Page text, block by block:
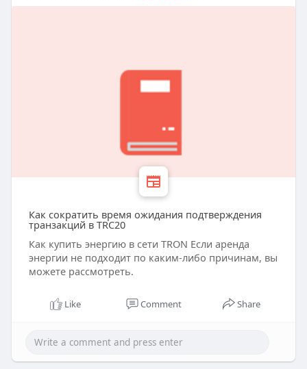
Как сократить время ожидания подтверждения
транзакций в TRC20
Как купить энергию в сети TRON Если аренда
энергии не подходит по каким-либо причинам, вы
можете рассмотреть.
Like Comment Share